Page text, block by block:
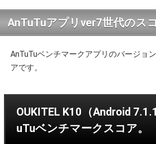
AnTuTuアプリver7世代のス
AnTuTuベンチマークアプリのバージョ
アです。
OUKITEL K10（Android
uTuベンチマークスコア。